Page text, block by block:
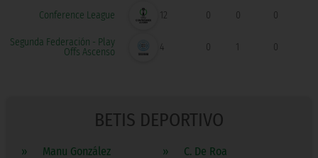
Conference League 12 0 0 0
Segunda Federación - Play
Offs Ascenso
4 0 1 0
BETIS DEPORTIVO
» Manu González » C. De Roa